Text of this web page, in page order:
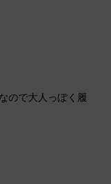
ので大人っぽく履